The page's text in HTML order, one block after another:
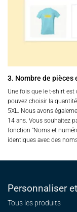
3. Nombre de pièces
Une fois que le t-shirt
pouvez choisir la
5XL. Nous avons
14 ans. Vous souhaitez
fonction "Noms et
identiques avec des
Personnaliser
Tous les produits